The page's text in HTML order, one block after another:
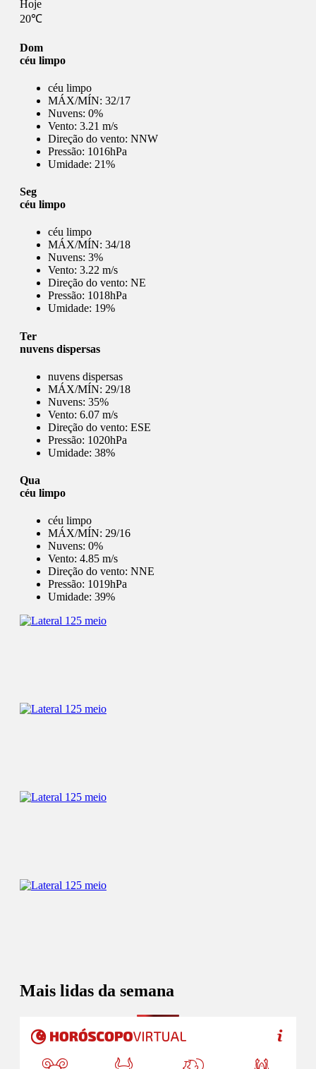
Hoje
20℃
Dom
céu limpo
céu limpo
MÁX/MÍN: 32/17
Nuvens: 0%
Vento: 3.21 m/s
Direção do vento: NNW
Pressão: 1016hPa
Umidade: 21%
Seg
céu limpo
céu limpo
MÁX/MÍN: 34/18
Nuvens: 3%
Vento: 3.22 m/s
Direção do vento: NE
Pressão: 1018hPa
Umidade: 19%
Ter
nuvens dispersas
nuvens dispersas
MÁX/MÍN: 29/18
Nuvens: 35%
Vento: 6.07 m/s
Direção do vento: ESE
Pressão: 1020hPa
Umidade: 38%
Qua
céu limpo
céu limpo
MÁX/MÍN: 29/16
Nuvens: 0%
Vento: 4.85 m/s
Direção do vento: NNE
Pressão: 1019hPa
Umidade: 39%
Mais lidas da semana